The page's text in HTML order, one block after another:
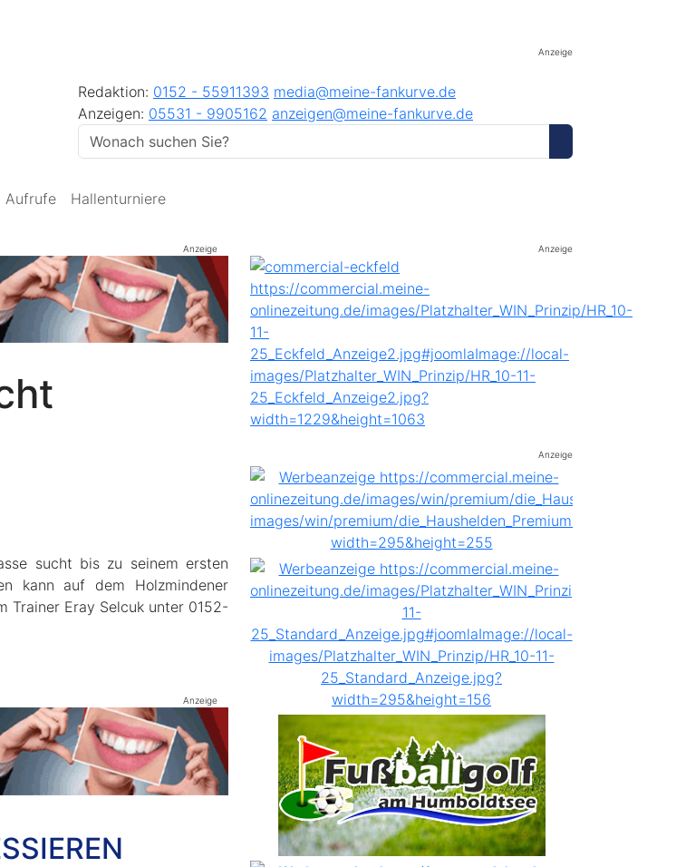
Anzeige
Redaktion: 0152 - 55911393 media@meine-fankurve.de
Anzeigen: 05531 - 9905162 anzeigen@meine-fankurve.de
Aufrufe Hallenturniere
Anzeige
sucht bis zu seinem ersten
kann auf dem Holzmindener
Trainer Eray Selcuk unter 0152-
Anzeige
Anzeige
Anzeige